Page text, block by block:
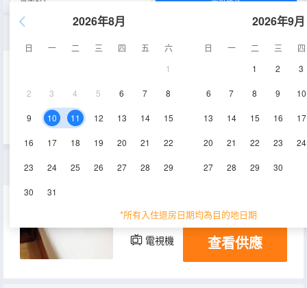
2026年8月
日 一 二 三 四 五
六
1
2 3 4 5 6 7 8
9 10 11 12 13 14 15
16 17 18 19 20 21 22
23 24 25 26 27 28 29
30 31
2026年9月
日 一 二 三
四
1
2 3
6 7 8 9 10
13 14 15 16 17
20 21 22 23 24
27 28 29 30
*所有入住退房日期均為目的地日期
電視機
單人房
8㎡ 1層 空調
電視機 查看供應